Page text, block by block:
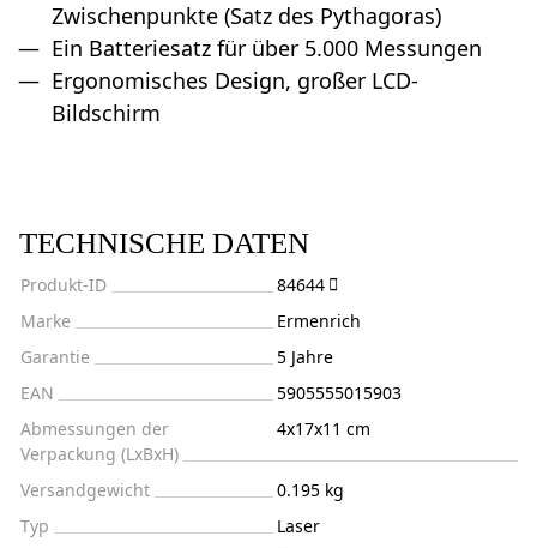
Zwischenpunkte (Satz des Pythagoras)
Ein Batteriesatz für über 5.000 Messungen
Ergonomisches Design, großer LCD-
Bildschirm
TECHNISCHE DATEN
Produkt-ID
84644
Marke
Ermenrich
Garantie
5 Jahre
EAN
5905555015903
Abmessungen der
Verpackung (LxBxH)
4x17x11 cm
Versandgewicht
0.195 kg
Typ
Laser